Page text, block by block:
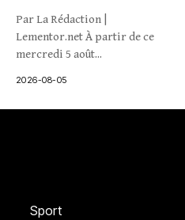
Par La Rédaction |
Lementor.net À partir de ce
mercredi 5 août...
2026-08-05
Sport